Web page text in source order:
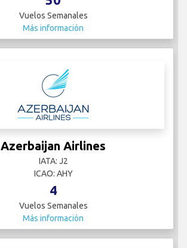
Vuelos Semanales
Más información
Azerbaijan Airlines
IATA: J2
ICAO: AHY
4
Vuelos Semanales
Más información